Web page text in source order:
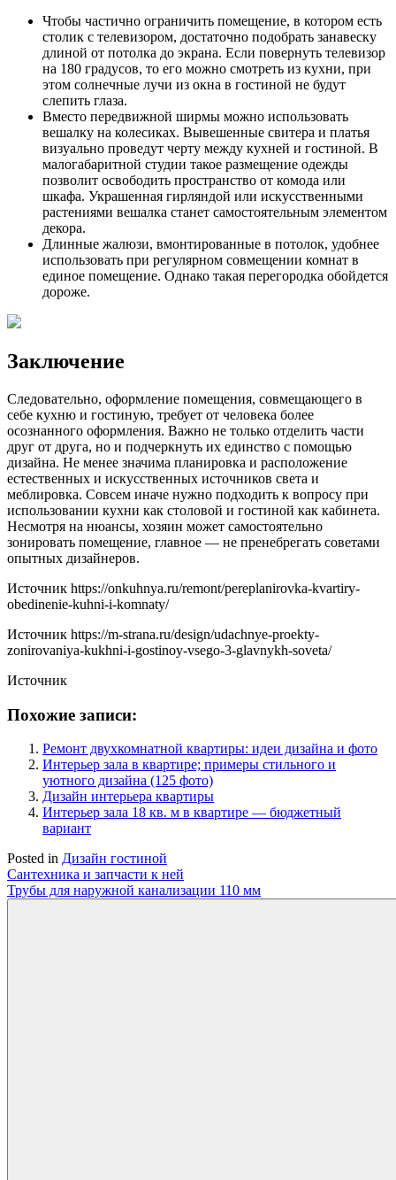
Чтобы частично ограничить помещение, в котором есть
столик с телевизором, достаточно подобрать занавеску
длиной от потолка до экрана. Если повернуть телевизор
на 180 градусов, то его можно смотреть из кухни, при
этом солнечные лучи из окна в гостиной не будут
слепить глаза.
Вместо передвижной ширмы можно использовать
вешалку на колесиках. Вывешенные свитера и платья
визуально проведут черту между кухней и гостиной. В
малогабаритной студии такое размещение одежды
позволит освободить пространство от комода или
шкафа. Украшенная гирляндой или искусственными
растениями вешалка станет самостоятельным элементом
декора.
Длинные жалюзи, вмонтированные в потолок, удобнее
использовать при регулярном совмещении комнат в
единое помещение. Однако такая перегородка обойдется
дороже.
Заключение
Следовательно, оформление помещения, совмещающего в
себе кухню и гостиную, требует от человека более
осознанного оформления. Важно не только отделить части
друг от друга, но и подчеркнуть их единство с помощью
дизайна. Не менее значима планировка и расположение
естественных и искусственных источников света и
меблировка. Совсем иначе нужно подходить к вопросу при
использовании кухни как столовой и гостиной как кабинета.
Несмотря на нюансы, хозяин может самостоятельно
зонировать помещение, главное — не пренебрегать советами
опытных дизайнеров.
Источник https://onkuhnya.ru/remont/pereplanirovka-kvartiry-
obedinenie-kuhni-i-komnaty/
Источник https://m-strana.ru/design/udachnye-proekty-
zonirovaniya-kukhni-i-gostinoy-vsego-3-glavnykh-soveta/
Источник
Похожие записи:
Ремонт двухкомнатной квартиры: идеи дизайна и фото
Интерьер зала в квартире; примеры стильного и
уютного дизайна (125 фото)
Дизайн интерьера квартиры
Интерьер зала 18 кв. м в квартире — бюджетный
вариант
Posted in Дизайн гостиной
Навигация
по
Сантехника и запчасти к ней
Трубы для наружной канализации 110 мм